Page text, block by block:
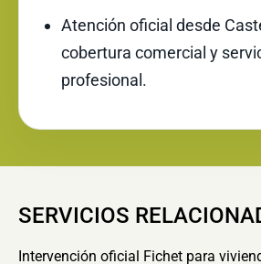
Atención oficial desde
cobertura comercial y
profesional.
SERVICIOS
Intervención oficial Fichet para